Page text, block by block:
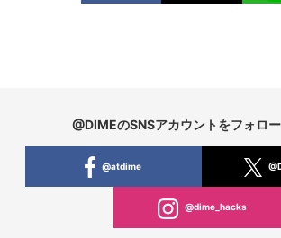
@DIMEのSNSアカウントをフォロー
@atdime
@dime_hacks